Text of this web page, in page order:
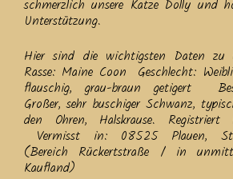
schmerzlich unsere Katze Dolly und
Unterstützung.
Hier sind die wichtigsten Daten
Rasse: Maine Coon ​Geschlecht:
flauschig, grau-braun getigert
Großer, sehr buschiger Schwanz,
den Ohren, Halskrause.
Vermisst in: 08525 Plauen,
(Bereich Rückertstraße / in
Kaufland)